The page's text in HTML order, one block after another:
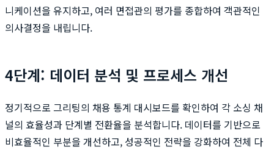
니케이션을 유지하고, 여러 면접관의 평가를 종합하여 객관적인
의사결정을 내립니다.
4단계: 데이터 분석 및 프로세스 개선
정기적으로 그리팅의 채용 통계 대시보드를 확인하여 각 소싱 채
널의 효율성과 단계별 전환율을 분석합니다. 데이터를 기반으로
비효율적인 부분을 개선하고, 성공적인 전략을 강화하여 전체 다